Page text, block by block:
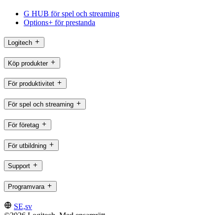
G HUB för spel och streaming
Options+ för prestanda
Logitech
Köp produkter
För produktivitet
För spel och streaming
För företag
För utbildning
Support
Programvara
SE,sv